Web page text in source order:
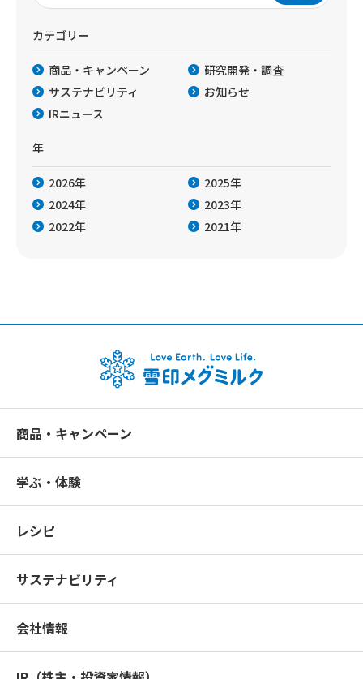
カテゴリー
商品・キャンペーン
研究開発・調査
サステナビリティ
お知らせ
IRニュース
年
2026年
2025年
2024年
2023年
2022年
2021年
商品・キャンペーン
学ぶ・体験
レシピ
サステナビリティ
会社情報